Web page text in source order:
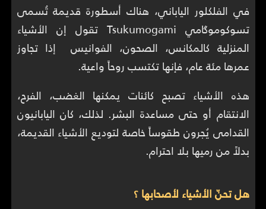
في الفلكلور الياباني، هناك أسطورة قديمة تُسمى
تسوكوموگامي Tsukumogami تقول إن الأشياء
المنزلية كالمكانس، الصحون، الفوانيس إذا تجاوز
عمرها مئة عام، فإنها تكتسب روحاً واعية.
هذه الأشياء تصبح كائنات يمكنها الغضب، الفرح،
الانتقام أو حتى مساعدة البشر. لذلك، كان اليابانيون
القدامى يُجرون طقوساً خاصة لتوديع الأشياء القديمة،
بدلاً من رميها بلا احترام.
هل تحنّ الأشياء لأصحابها ؟